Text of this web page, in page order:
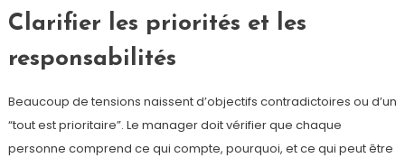
Clarifier les priorités et les
responsabilités
Beaucoup de tensions naissent d’objectifs contradictoires ou d’un
“tout est prioritaire”. Le manager doit vérifier que chaque
personne comprend ce qui compte, pourquoi, et ce qui peut être